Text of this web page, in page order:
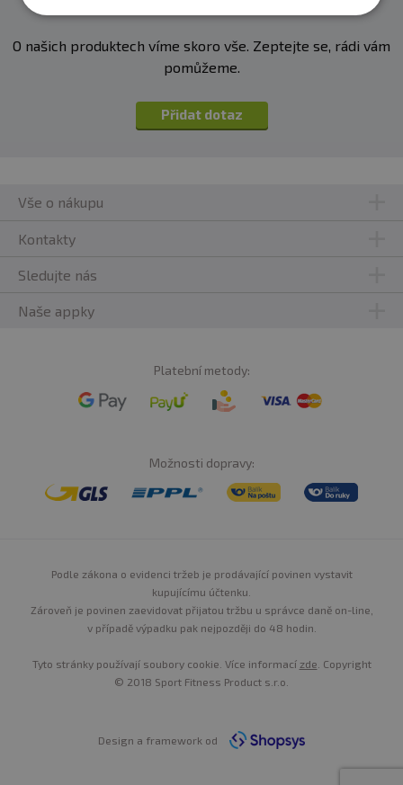
O našich produktech víme skoro vše. Zeptejte se, rádi vám
pomůžeme.
Přidat dotaz
Vše o nákupu
Kontakty
Sledujte nás
Naše appky
Platební metody:
Možnosti dopravy:
Podle zákona o evidenci tržeb je prodávající povinen vystavit
kupujícímu účtenku.
Zároveň je povinen zaevidovat přijatou tržbu u správce daně on-line,
v případě výpadku pak nejpozději do 48 hodin.
Tyto stránky používají soubory cookie. Více informací zde . Copyright
© 2018 Sport Fitness Product s.r.o.
Design a framework od